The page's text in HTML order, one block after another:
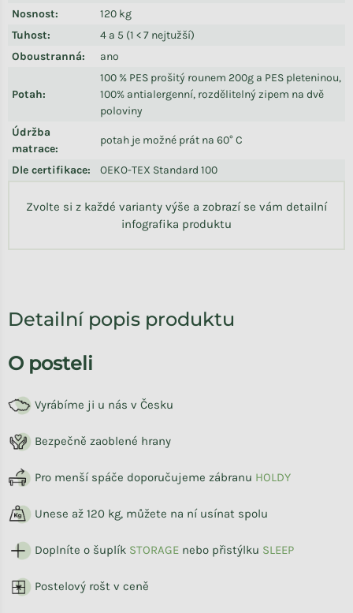
Nosnost:
120 kg
Tuhost:
4 a 5 (1 < 7 nejtužší)
Oboustranná: ano
Potah:
100 % PES prošitý rounem 200g a PES pleteninou,
100% antialergenní, rozdělitelný zipem na dvě
poloviny
Údržba
matrace:
potah je možné prát na 60° C
Dle certifikace: OEKO-TEX Standard 100
Zvolte si z každé varianty výše a zobrazí se vám detailní
infografika produktu
Detailní popis produktu
O posteli
Vyrábíme ji u nás v Česku
Bezpečně zaoblené hrany
Pro menší spáče doporučujeme zábranu HOLDY
Unese až 120 kg, můžete na ní usínat spolu
Doplníte o šuplík STORAGE nebo přistýlku SLEEP
Postelový rošt v ceně